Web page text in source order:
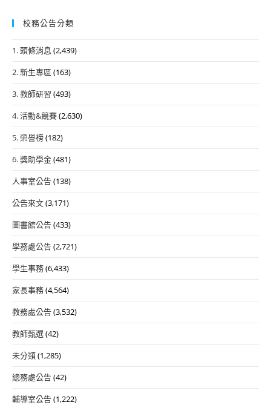
校務公告分類
1. 頭條消息 (2,439)
2. 新生專區 (163)
3. 教師研習 (493)
4. 活動&競賽(2,630)
5. 榮譽榜(182)
6. 獎助學金(481)
人事室公告(138)
公告來文(3,171)
圖書館公告(433)
學務處公告(2,721)
學生事務(6,433)
家長事務(4,564)
教務處公告(3,532)
教師甄選(42)
未分類(1,285)
總務處公告(42)
輔導室公告(1,222)